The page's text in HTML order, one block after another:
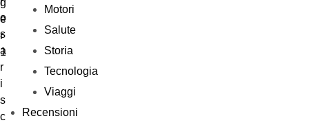
Motori
Salute
Storia
Tecnologia
Viaggi
Recensioni